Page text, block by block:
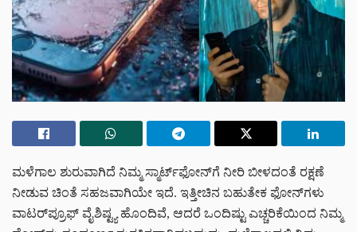
ಮಳೆಗಾಲ ಶುರುವಾಗಿದೆ ನಿಮ್ಮ ಸ್ಮಾರ್ಟ್‌ಫೋನ್‌ಗೆ ನೀರಿ ಬೀಳದಂತೆ ರಕ್ಷಣೆ
ನೀಡುವ ಚಿಂತೆ ಸಹಜವಾಗಿಯೇ ಇದೆ. ಇತ್ತೀಚಿನ ಬಹುತೇಕ ಫೋನ್‌ಗಳು
ವಾಟರ್‌ಪ್ರೂಫ್ ವೈಶಿಷ್ಟ್ಯ ಹೊಂದಿವೆ, ಆದರೆ ಒಂದಿಷ್ಟು ಎಚ್ಚರಿಕೆಯಿಂದ ನಿಮ್ಮ